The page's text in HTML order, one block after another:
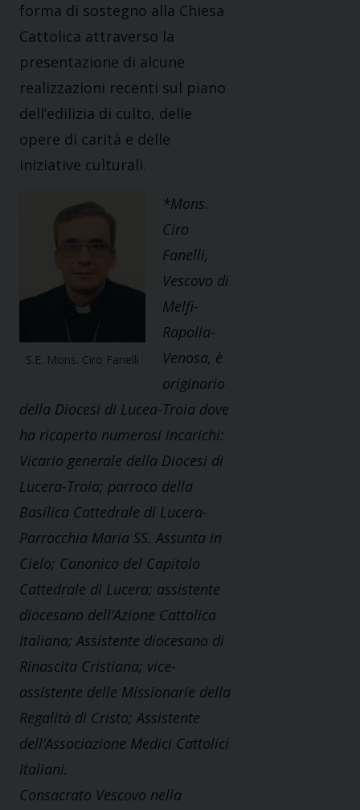
forma di sostegno alla Chiesa
Cattolica attraverso la
presentazione di alcune
realizzazioni recenti sul piano
dell’edilizia di culto, delle
opere di carità e delle
iniziative culturali.
S.E. Mons. Ciro Fanelli
*Mons.
Ciro
Fanelli,
Vescovo di
Melfi-
Rapolla-
Venosa, è
originario
della Diocesi di Lucea-Troia dove
ha ricoperto numerosi incarichi:
Vicario generale della Diocesi di
Lucera-Troia; parroco della
Basilica Cattedrale di Lucera-
Parrocchia Maria SS. Assunta in
Cielo; Canonico del Capitolo
Cattedrale di Lucera; assistente
diocesano dell’Azione Cattolica
Italiana; Assistente diocesano di
Rinascita Cristiana; vice-
assistente delle Missionarie della
Regalità di Cristo; Assistente
dell’Associazione Medici Cattolici
Italiani.
Consacrato Vescovo nella